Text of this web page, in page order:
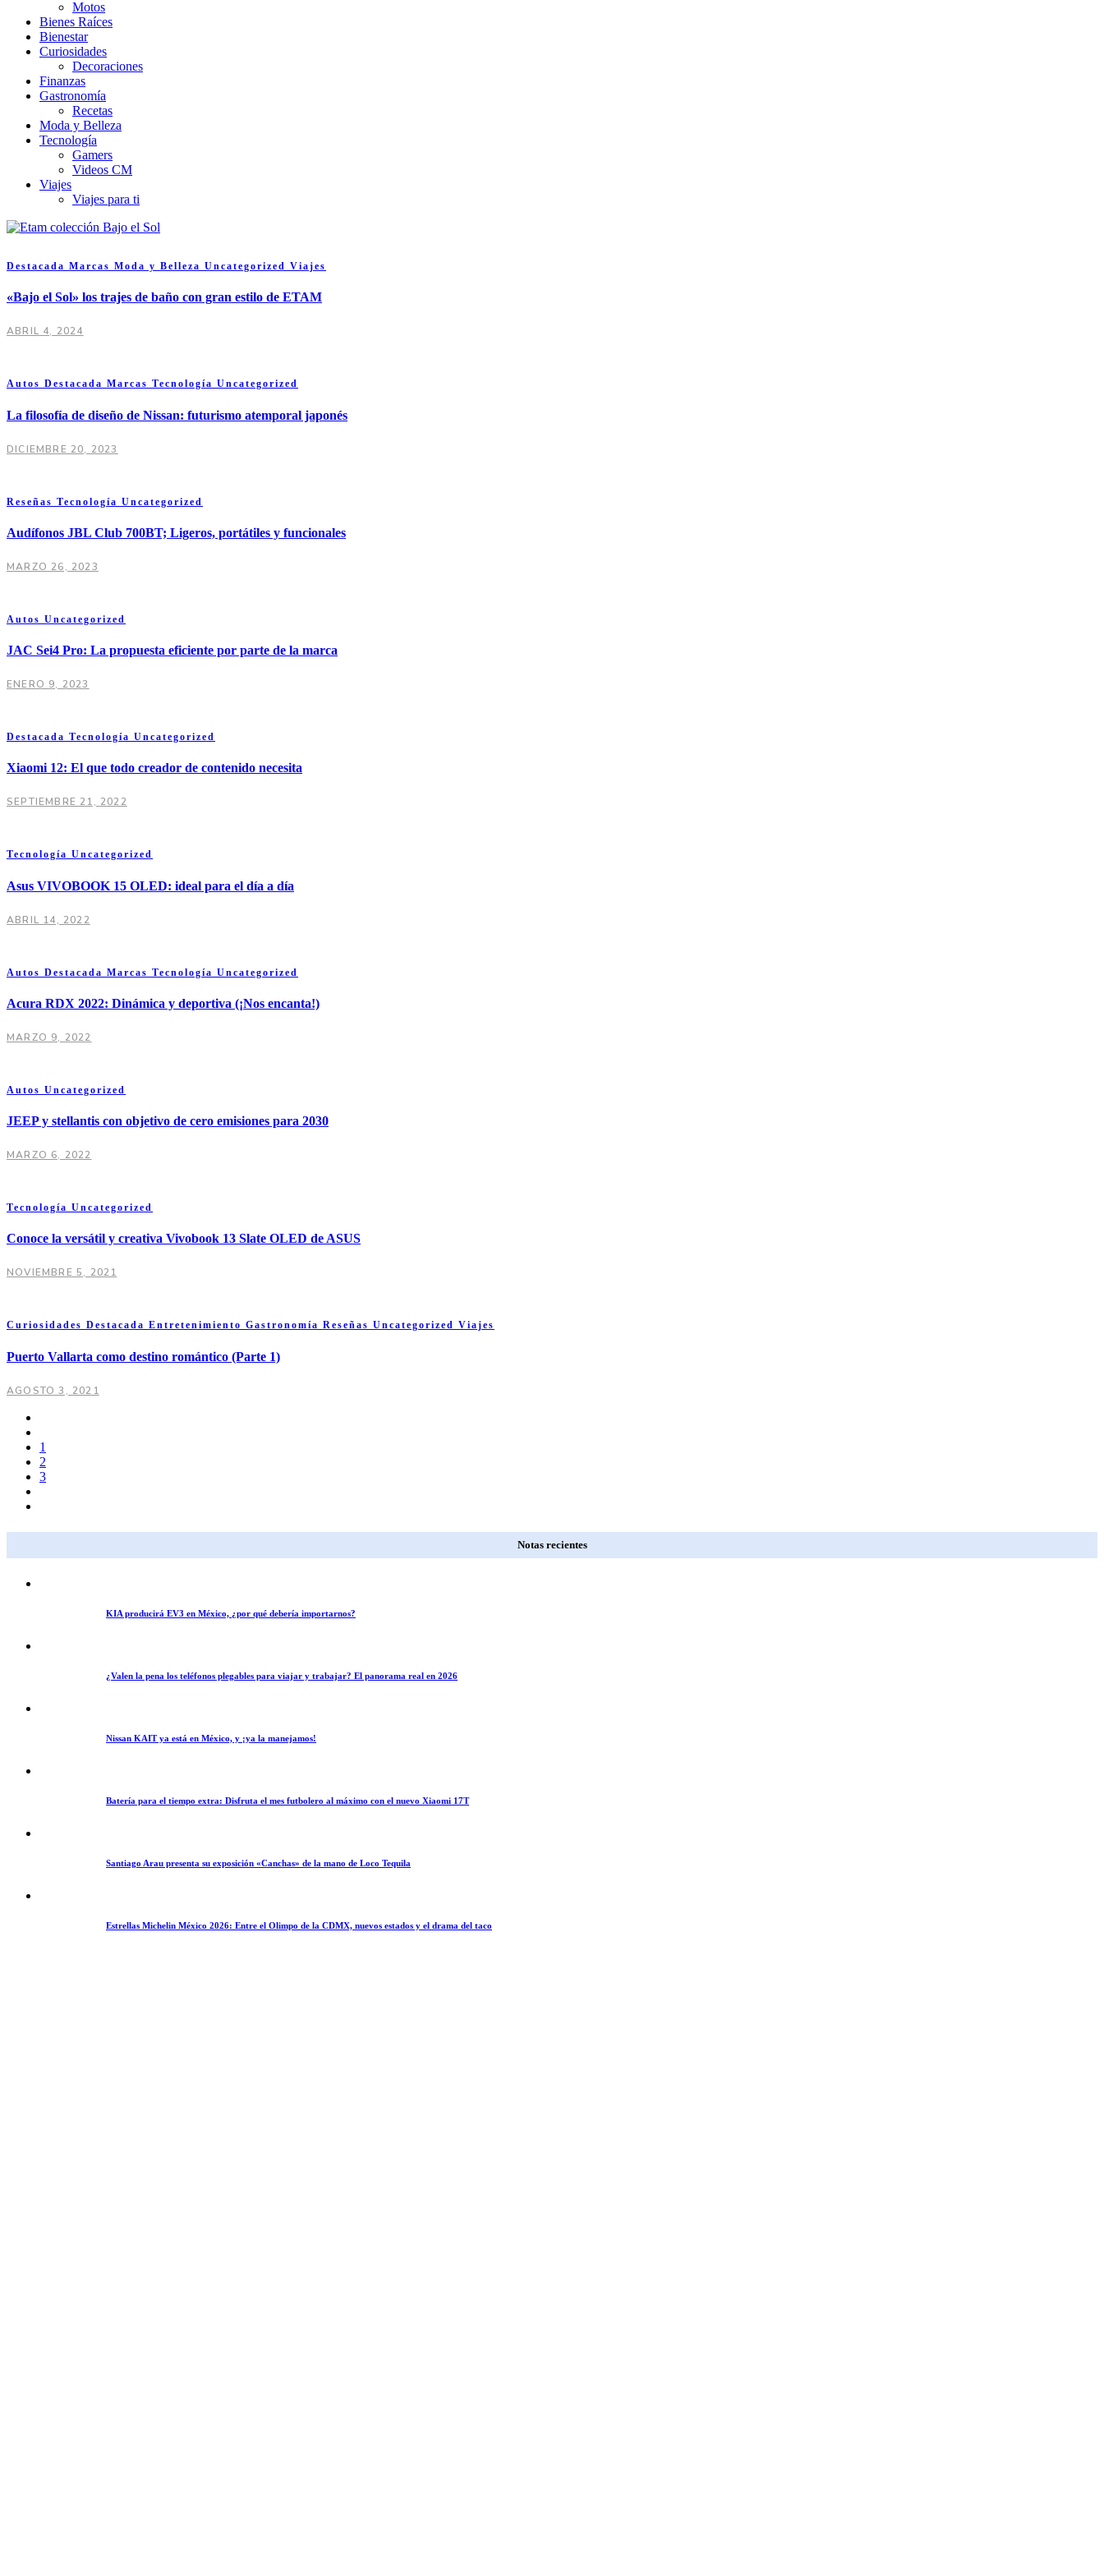
Motos
Bienes Raíces
Bienestar
Curiosidades
Decoraciones
Finanzas
Gastronomía
Recetas
Moda y Belleza
Tecnología
Gamers
Videos CM
Viajes
Viajes para ti
Destacada Marcas Moda y Belleza Uncategorized Viajes
«Bajo el Sol» los trajes de baño con gran estilo de ETAM
ABRIL 4, 2024
Autos Destacada Marcas Tecnología Uncategorized
La filosofía de diseño de Nissan: futurismo atemporal japonés
DICIEMBRE 20, 2023
Reseñas Tecnología Uncategorized
Audífonos JBL Club 700BT; Ligeros, portátiles y funcionales
MARZO 26, 2023
Autos Uncategorized
JAC Sei4 Pro: La propuesta eficiente por parte de la marca
ENERO 9, 2023
Destacada Tecnología Uncategorized
Xiaomi 12: El que todo creador de contenido necesita
SEPTIEMBRE 21, 2022
Tecnología Uncategorized
Asus VIVOBOOK 15 OLED: ideal para el día a día
ABRIL 14, 2022
Autos Destacada Marcas Tecnología Uncategorized
Acura RDX 2022: Dinámica y deportiva (¡Nos encanta!)
MARZO 9, 2022
Autos Uncategorized
JEEP y stellantis con objetivo de cero emisiones para 2030
MARZO 6, 2022
Tecnología Uncategorized
Conoce la versátil y creativa Vivobook 13 Slate OLED de ASUS
NOVIEMBRE 5, 2021
Curiosidades Destacada Entretenimiento Gastronomía Reseñas Uncategorized Viajes
Puerto Vallarta como destino romántico (Parte 1)
AGOSTO 3, 2021
1
2
3
Notas recientes
KIA producirá EV3 en México, ¿por qué debería importarnos?
¿Valen la pena los teléfonos plegables para viajar y trabajar? El panorama real en 2026
Nissan KAIT ya está en México, y ¡ya la manejamos!
Batería para el tiempo extra: Disfruta el mes futbolero al máximo con el nuevo Xiaomi 17T
Santiago Arau presenta su exposición «Canchas» de la mano de Loco Tequila
Estrellas Michelin México 2026: Entre el Olimpo de la CDMX, nuevos estados y el drama del taco